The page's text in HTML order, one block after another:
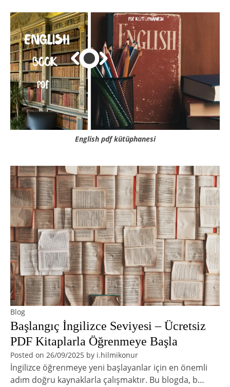
English pdf kütüphanesi
Blog
Başlangıç İngilizce Seviyesi – Ücretsiz
PDF Kitaplarla Öğrenmeye Başla
Posted on 26/09/2025 by i.hilmikonur
İngilizce öğrenmeye yeni başlayanlar için en önemli
adım doğru kaynaklarla çalışmaktır. Bu blogda, b…